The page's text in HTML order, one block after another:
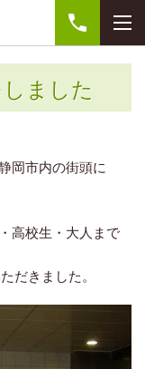
ました
岡市内の街頭に
高校生・大人まで
だきました。